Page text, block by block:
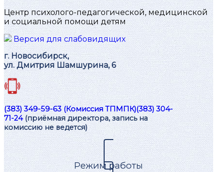
Центр психолого-педагогической, медицинской
и социальной помощи детям
Версия для слабовидящих
г. Новосибирск,
ул. Дмитрия Шамшурина, 6
(383) 349-59-63 (Комиссия ТПМПК)(383) 304-
71-24(приёмная директора, запись на
комиссию не ведется)
Режим работы